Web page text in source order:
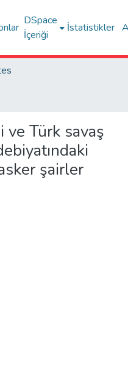
DSpace
İçeriği
İstatistikler
ve Türk savaş
şairler